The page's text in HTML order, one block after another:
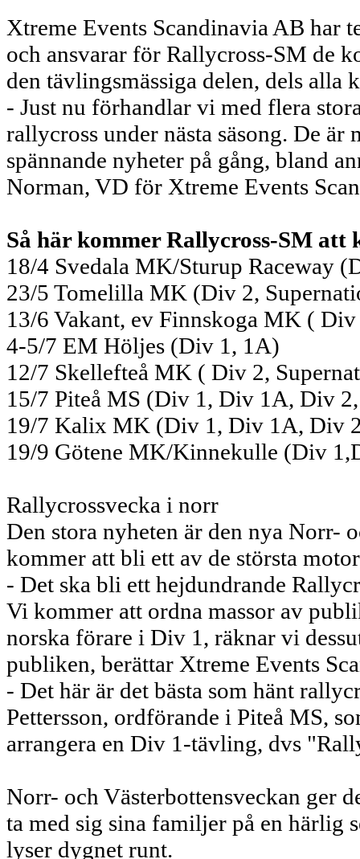
Xtreme Events Scandinavia AB har
och ansvarar för Rallycross-SM de
den tävlingsmässiga delen, dels alla
- Just nu förhandlar vi med flera
rallycross under nästa säsong. De
spännande nyheter på gång, bland
Norman, VD för Xtreme Events
Så här kommer Rallycross-SM att
18/4 Svedala MK/Sturup Raceway
23/5 Tomelilla MK (Div 2,
13/6 Vakant, ev Finnskoga MK (
4-5/7 EM Höljes (Div 1, 1A)
12/7 Skellefteå MK ( Div 2,
15/7 Piteå MS (Div 1, Div 1A, Div
19/7 Kalix MK (Div 1, Div 1A, Div
19/9 Götene MK/Kinnekulle (Div
Rallycrossvecka i norr
Den stora nyheten är den nya Norr-
kommer att bli ett av de största
- Det ska bli ett hejdundrande
Vi kommer att ordna massor av
norska förare i Div 1, räknar vi
publiken, berättar Xtreme Events
- Det här är det bästa som hänt
Pettersson, ordförande i Piteå MS,
arrangera en Div 1-tävling, dvs
Norr- och Västerbottensveckan ger
ta med sig sina familjer på en härlig
lyser dygnet runt.